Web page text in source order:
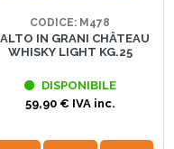
CODICE: M478
IN GRANI CHÂTEAU
WHISKY LIGHT KG.25
DISPONIBILE
59,90 € IVA inc.